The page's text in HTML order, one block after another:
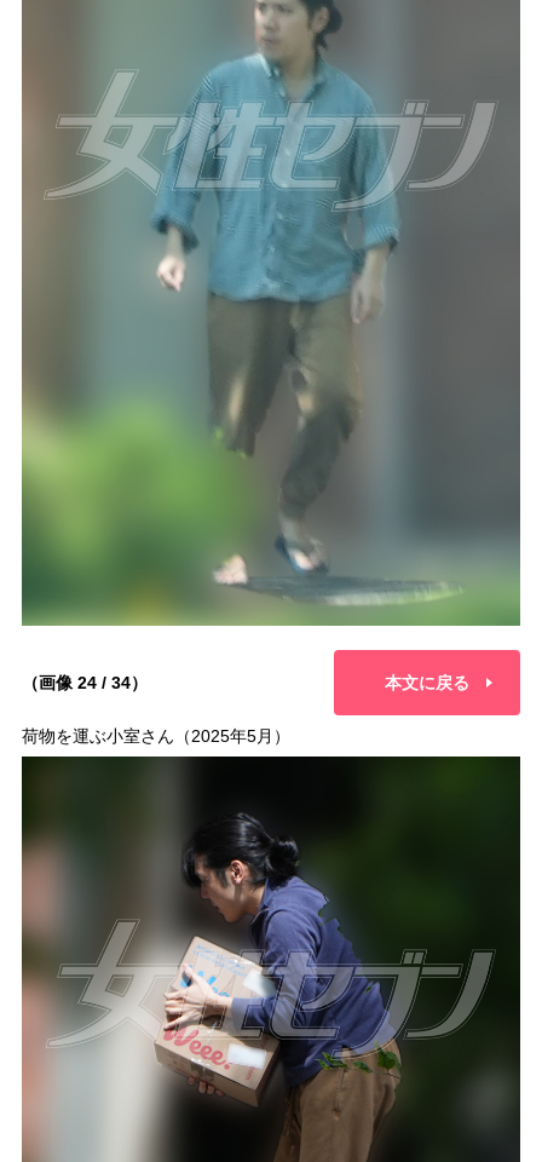
（画像 24 / 34） 本文に戻る
荷物を運ぶ小室さん（2025年5月）